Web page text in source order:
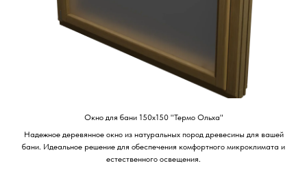
Окно для бани 150х150 "Термо Ольха"
Надежное деревянное окно из натуральных пород древесины для вашей
бани. Идеальное решение для обеспечения комфортного микроклимата и
естественного освещения.